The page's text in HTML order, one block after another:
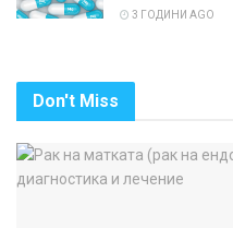
3 ГОДИНИ AGO
Don't Miss